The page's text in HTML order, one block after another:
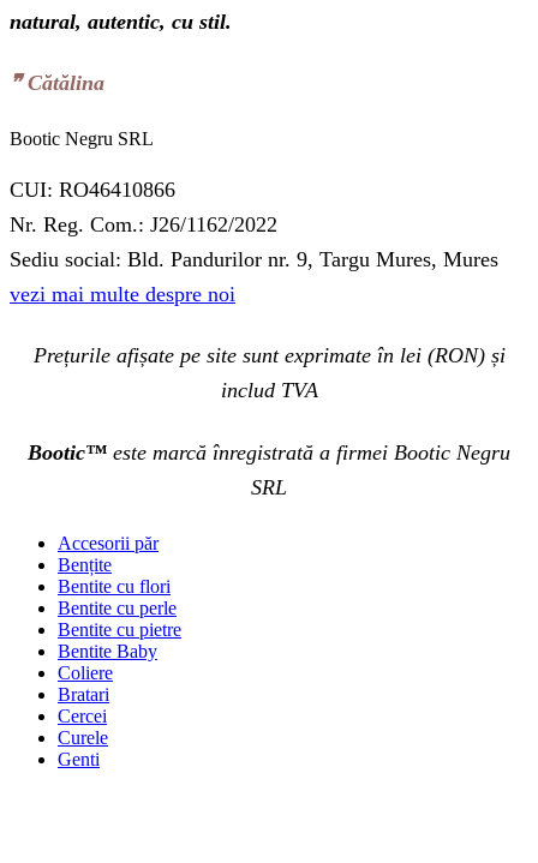
natural, autentic, cu stil.
❞‬ Cătălina
Bootic Negru SRL
CUI: RO46410866
Nr. Reg. Com.: J26/1162/2022
Sediu social: Bld. Pandurilor nr. 9, Targu Mures, Mures
vezi mai multe despre noi
Prețurile afișate pe site sunt exprimate în lei (RON) și
includ TVA
Bootic™ este marcă înregistrată a firmei Bootic Negru
SRL
Accesorii păr
Bențite
Bentite cu flori
Bentite cu perle
Bentite cu pietre
Bentite Baby
Coliere
Bratari
Cercei
Curele
Genti